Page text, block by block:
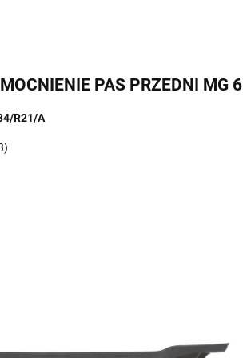
PAS PRZEDNI MG 6
R21/A